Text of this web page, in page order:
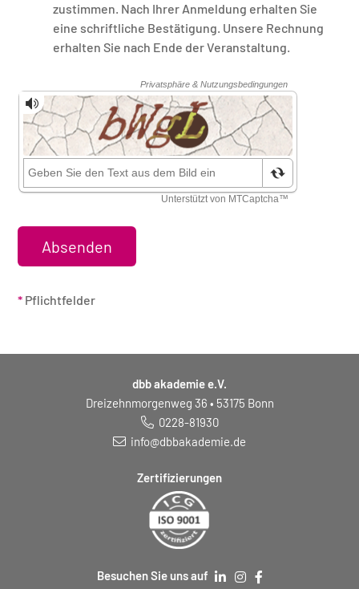
zustimmen. Nach Ihrer Anmeldung erhalten Sie
eine schriftliche Bestätigung. Unsere Rechnung
erhalten Sie nach Ende der Veranstaltung.
Sicherheitsüberprüfung
* Pflichtfelder
dbb akademie e.V.
Dreizehnmorgenweg 36 • 53175 Bonn
0228-81930
info@dbbakademie.de
Zertifizierungen
Besuchen Sie uns auf